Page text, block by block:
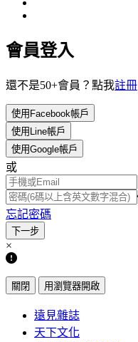
會員登入
還不是50+會員？點我註冊
使用Facebook帳戶
使用Line帳戶
使用Google帳戶
或
忘記密碼
×
關閉 用瀏覽器開啟
遠見雜誌
天下文化